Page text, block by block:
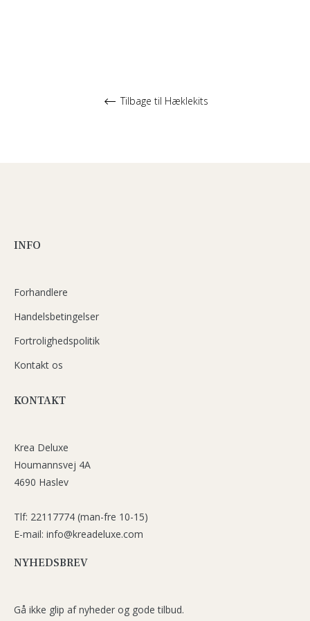
Tilbage til Hæklekits
INFO
Forhandlere
Handelsbetingelser
Fortrolighedspolitik
Kontakt os
KONTAKT
Krea Deluxe
Houmannsvej 4A
4690 Haslev
Tlf: 22117774 (man-fre 10-15)
E-mail: info@kreadeluxe.com
NYHEDSBREV
Gå ikke glip af nyheder og gode tilbud.